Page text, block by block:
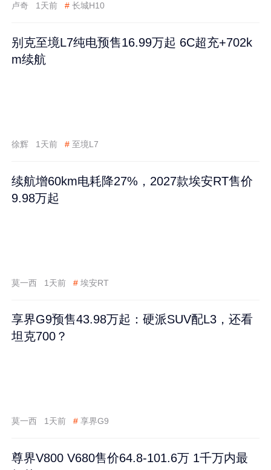
卢奇 1天前 # 长城H10
别克至境L7纯电预售16.99万起 6C超充+702k
m续航
徐辉 1天前 # 至境L7
续航增60km电耗降27%，2027款埃安RT售价
9.98万起
莫一西 1天前 # 埃安RT
享界G9预售43.98万起：硬派SUV配L3，还看
坦克700？
莫一西 1天前 # 享界G9
尊界V800 V680售价64.8-101.6万 1千万内最